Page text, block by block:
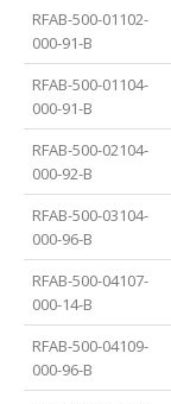
RFAB-500-01102-
000-91-B
RFAB-500-01104-
000-91-B
RFAB-500-02104-
000-92-B
RFAB-500-03104-
000-96-B
RFAB-500-04107-
000-14-B
RFAB-500-04109-
000-96-B